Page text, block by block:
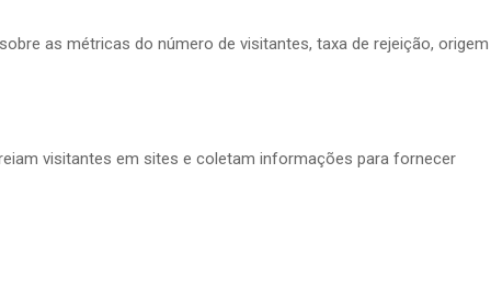
as métricas do número de visitantes, taxa de rejeição, origem
visitantes em sites e coletam informações para fornecer